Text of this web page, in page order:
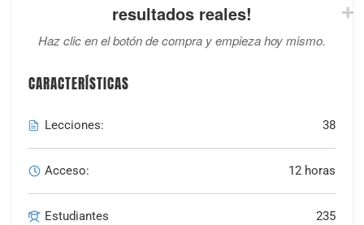
resultados reales!
Haz clic en el botón de compra y empieza hoy mismo.
CARACTERÍSTICAS
Lecciones: 38
Acceso: 12 horas
Estudiantes 235